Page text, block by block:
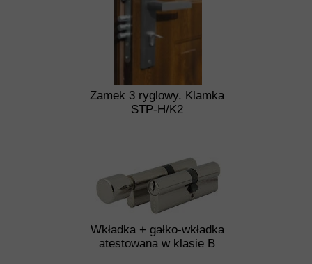
Wkładka + gałko-wkładka
atestowana w klasie B
Zamek 3 ryglowy. Klamka
STP-H/K2